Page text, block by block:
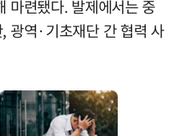
마련됐다. 발제에서는 중
광역·기초재단 간 협력 사